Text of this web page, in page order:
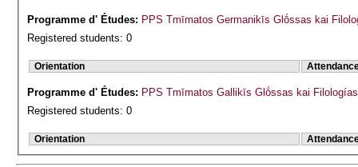
Programme d' Études: PPS Tmīmatos Germanikīs Glṓssas kai
Registered students: 0
Orientation
Programme d' Études: PPS Tmīmatos Gallikīs Glṓssas kai
Registered students: 0
Orientation